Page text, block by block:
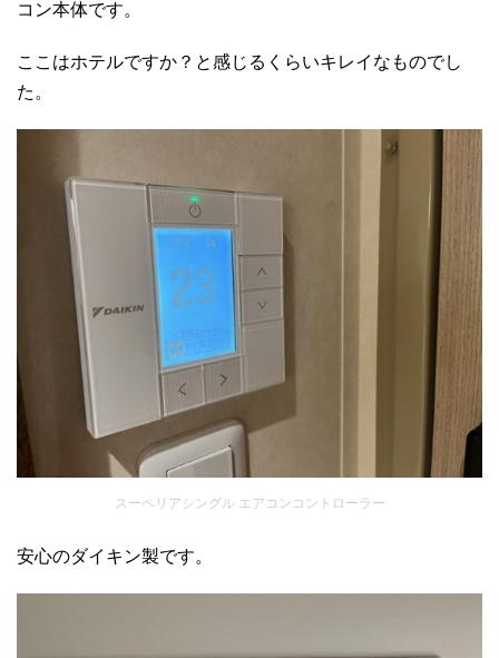
コン本体です。
ここはホテルですか？と感じるくらいキレイなものでし
た。
スーペリアシングル エアコンコントローラー
安心のダイキン製です。